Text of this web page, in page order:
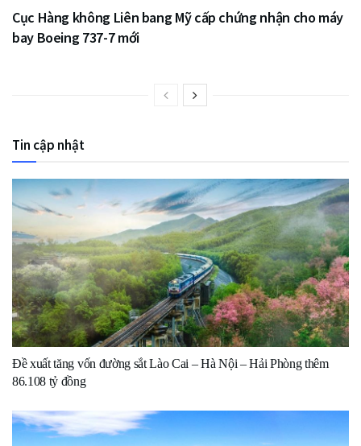
Cục Hàng không Liên bang Mỹ cấp chứng nhận cho máy
bay Boeing 737-7 mới
Tin cập nhật
Đề xuất tăng vốn đường sắt Lào Cai – Hà Nội – Hải Phòng thêm
86.108 tỷ đồng